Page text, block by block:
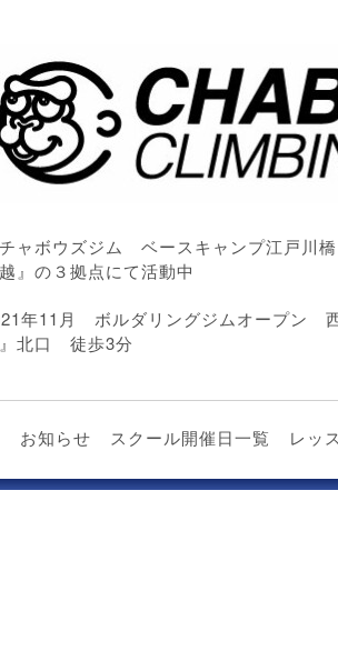
チャボウズジム ベースキャンプ江戸川
』の３拠点にて活動中
年11月 ボルダリングジムオープン
北口 徒歩3分
お知らせ スクール開催日一覧 レッ